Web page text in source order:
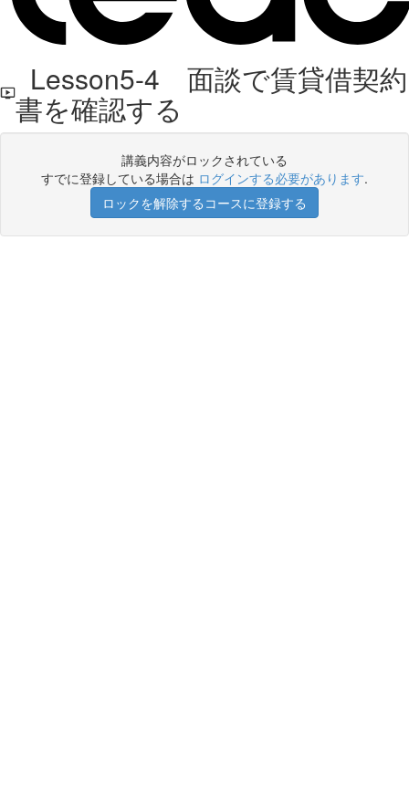
Lesson5-4 面談で賃貸借契約
書を確認する
講義内容がロックされている
すでに登録している場合は ログインする必要があります.
ロックを解除するコースに登録する